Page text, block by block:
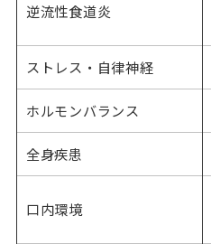
逆流性食道炎
ストレス・自律神経
ホルモンバランス
全身疾患
口内環境